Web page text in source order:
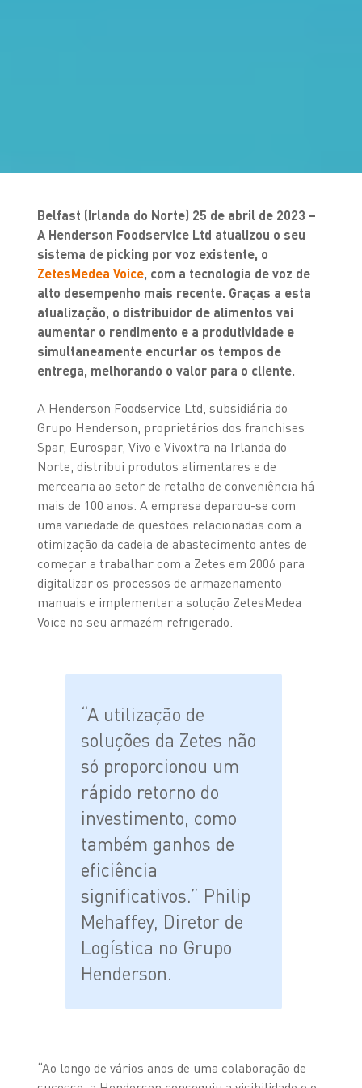
Belfast (Irlanda do Norte) 25 de abril de 2023 –
A Henderson Foodservice Ltd atualizou o seu
sistema de picking por voz existente, o
ZetesMedea Voice, com a tecnologia de voz de
alto desempenho mais recente. Graças a esta
atualização, o distribuidor de alimentos vai
aumentar o rendimento e a produtividade e
simultaneamente encurtar os tempos de
entrega, melhorando o valor para o cliente.
A Henderson Foodservice Ltd, subsidiária do
Grupo Henderson, proprietários dos franchises
Spar, Eurospar, Vivo e Vivoxtra na Irlanda do
Norte, distribui produtos alimentares e de
mercearia ao setor de retalho de conveniência há
mais de 100 anos. A empresa deparou-se com
uma variedade de questões relacionadas com a
otimização da cadeia de abastecimento antes de
começar a trabalhar com a Zetes em 2006 para
digitalizar os processos de armazenamento
manuais e implementar a solução ZetesMedea
Voice no seu armazém refrigerado.
“A utilização de
soluções da Zetes não
só proporcionou um
rápido retorno do
investimento, como
também ganhos de
eficiência
significativos.” Philip
Mehaffey, Diretor de
Logística no Grupo
Henderson.
“Ao longo de vários anos de uma colaboração de